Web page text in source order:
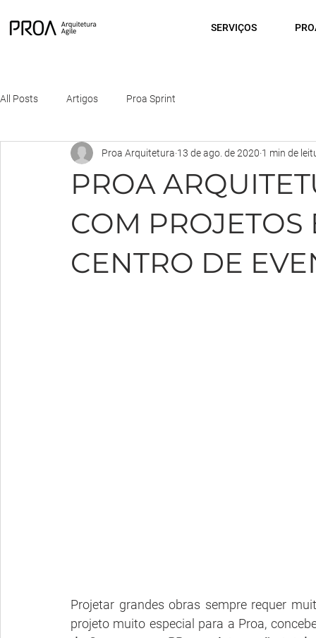
SERVIÇOS
All Posts Artigos Proa Sprint
PROA
COM PROJETOS
CENTRO DE
Proa Arquitetura 13 de ago. de 2020 1 min de
Projetar grandes obras sempre requer
projeto muito especial para a Proa,